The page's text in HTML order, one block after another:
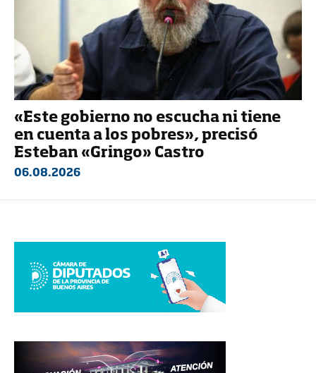
«Este gobierno no escucha ni tiene
en cuenta a los pobres», precisó
Esteban «Gringo» Castro
06.08.2026